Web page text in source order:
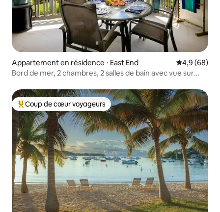
Appartement en résidence ⋅ East End Évaluation
4,9 (68)
Bord de mer, 2 chambres, 2 salles de bain avec vue sur
Coups de cœur voyageurs les plus appréciés
Coup de cœur voyageurs